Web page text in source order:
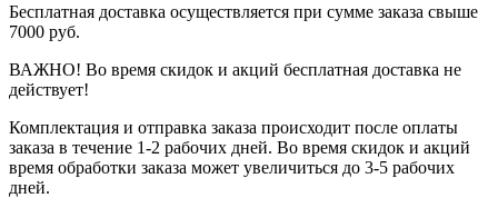
Бесплатная доставка осуществляется при сумме заказа свыше
7000 руб.
ВАЖНО! Во время скидок и акций бесплатная доставка не
действует!
Комплектация и отправка заказа происходит после оплаты
заказа в течение 1-2 рабочих дней. Во время скидок и акций
время обработки заказа может увеличиться до 3-5 рабочих
дней.